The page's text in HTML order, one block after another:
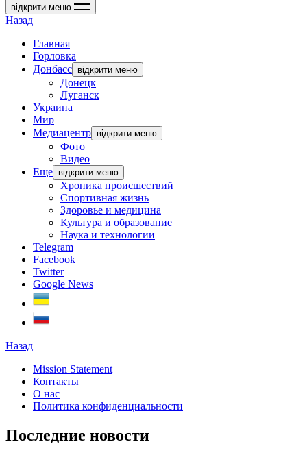
відкрити меню
Назад
Главная
Горловка
Донбасс відкрити меню
Донецк
Луганск
Украина
Мир
Медиацентр відкрити меню
Фото
Видео
Еще відкрити меню
Хроника происшествий
Спортивная жизнь
Здоровье и медицина
Культура и образование
Наука и технологии
Telegram
Facebook
Twitter
Google News
Назад
Mission Statement
Контакты
О нас
Политика конфиденциальности
Последние новости